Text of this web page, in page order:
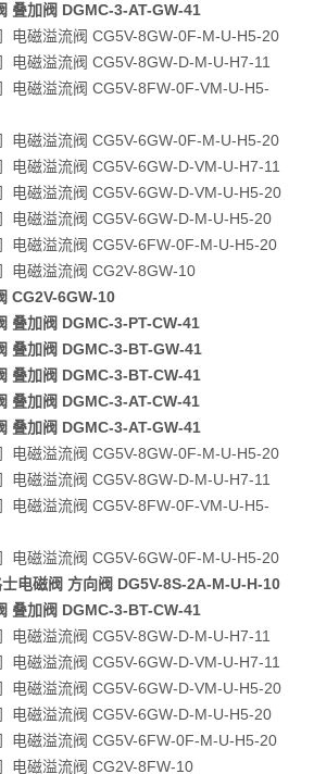
叠加阀 DGMC-3-AT-GW-41
电磁溢流阀 CG5V-8GW-0F-M-U-H5-20
电磁溢流阀 CG5V-8GW-D-M-U-H7-11
电磁溢流阀 CG5V-8FW-0F-VM-U-H5-
电磁溢流阀 CG5V-6GW-0F-M-U-H5-20
电磁溢流阀 CG5V-6GW-D-VM-U-H7-11
电磁溢流阀 CG5V-6GW-D-VM-U-H5-20
电磁溢流阀 CG5V-6GW-D-M-U-H5-20
电磁溢流阀 CG5V-6FW-0F-M-U-H5-20
电磁溢流阀 CG2V-8GW-10
CG2V-6GW-10
叠加阀 DGMC-3-PT-CW-41
叠加阀 DGMC-3-BT-GW-41
叠加阀 DGMC-3-BT-CW-41
叠加阀 DGMC-3-AT-CW-41
叠加阀 DGMC-3-AT-GW-41
电磁溢流阀 CG5V-8GW-0F-M-U-H5-20
电磁溢流阀 CG5V-8GW-D-M-U-H7-11
电磁溢流阀 CG5V-8FW-0F-VM-U-H5-
电磁溢流阀 CG5V-6GW-0F-M-U-H5-20
电磁阀 方向阀 DG5V-8S-2A-M-U-H-10
叠加阀 DGMC-3-BT-CW-41
电磁溢流阀 CG5V-8GW-D-M-U-H7-11
电磁溢流阀 CG5V-6GW-D-VM-U-H7-11
电磁溢流阀 CG5V-6GW-D-VM-U-H5-20
电磁溢流阀 CG5V-6GW-D-M-U-H5-20
电磁溢流阀 CG5V-6FW-0F-M-U-H5-20
电磁溢流阀 CG2V-8FW-10